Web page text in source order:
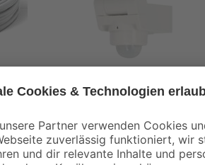
50
toom
Außenwandstrahler
'Seattle' mit
Bewegungssensor 20
29,99€